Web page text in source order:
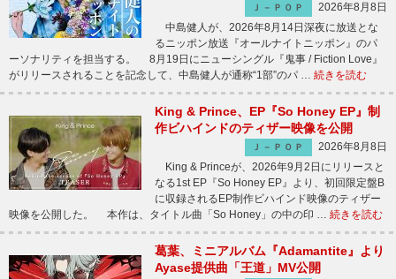
Ｊ－ＰＯＰ
2026年8月8日
中島健人が、2026年8月14日深夜に放送とな
るニッポン放送『オールナイトニッポン』のパ
ーソナリティを担当する。 8月19日にニューシングル『鬼事 / Fiction Love』
がリリースされることを記念して、中島健人が通称“1部”のパ … 続きを読む
King & Prince、EP『So Honey EP』制
作ビハインドのティザー映像を公開
Ｊ－ＰＯＰ
2026年8月8日
King & Princeが、2026年9月2日にリリースと
なる1st EP『So Honey EP』より、初回限定盤B
に収録されるEP制作ビハインド映像のティザー
映像を公開した。 本作は、タイトル曲「So Honey」の中の印 … 続きを読む
葛葉、ミニアルバム『Adamantite』より
Ayase提供曲「王道」MV公開